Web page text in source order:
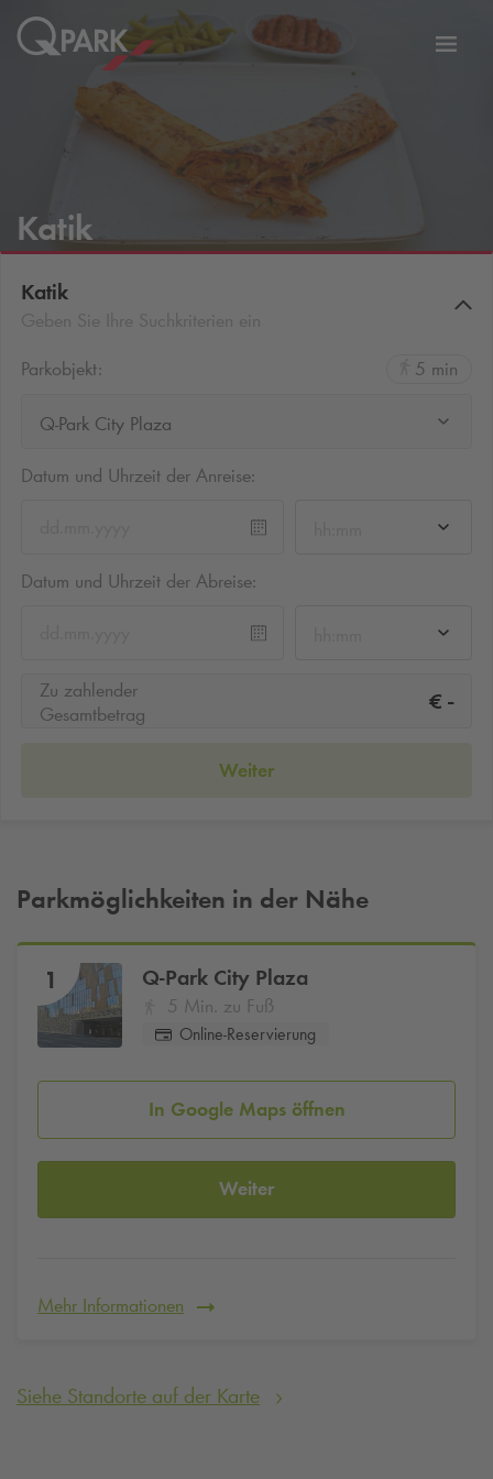
Zur
Katik
Katik
Parkobjekt:
5 min
Q-Park City Plaza
Datum und Uhrzeit der Anreise:
Datum und Uhrzeit der Abreise:
Zu zahlender
Gesamtbetrag
€ -
Weiter
Parkmöglichkeiten in der Nähe
1 Q-Park City Plaza
5 Min. zu Fuß
Online-Reservierung
In Google Maps öffnen
Weiter
Mehr Informationen
Siehe Standorte auf der Karte